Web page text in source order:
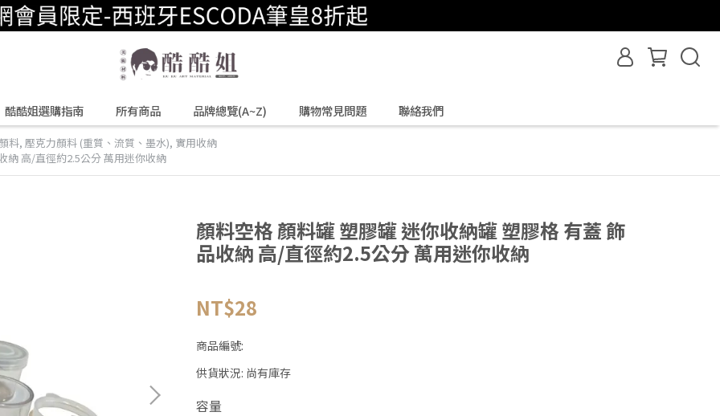
酷酷姐選購指南 所有商品 品牌總覽(A~Z) 購物常見問題 聯絡我們
料, 壓克力顏料 (重質、流質、墨水), 實用收納
納 高/直徑約2.5公分 萬用迷你收納
顏料空格 顏料罐 塑膠罐 迷你收納罐 塑膠格 有蓋 飾
品收納 高/直徑約2.5公分 萬用迷你收納
NT$28
商品編號:
供貨狀況: 尚有庫存
容量